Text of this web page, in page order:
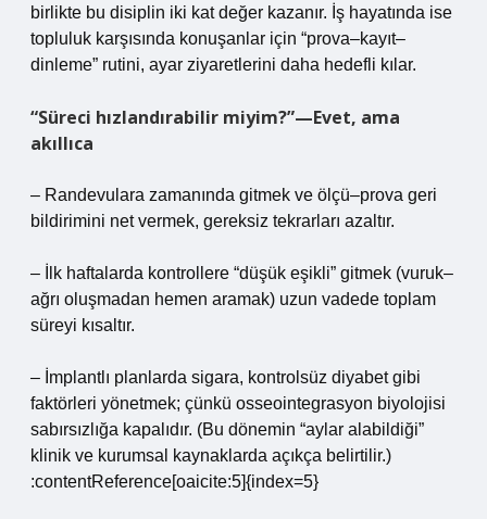
birlikte bu disiplin iki kat değer kazanır. İş hayatında ise
topluluk karşısında konuşanlar için “prova–kayıt–
dinleme” rutini, ayar ziyaretlerini daha hedefli kılar.
“Süreci hızlandırabilir miyim?”—Evet, ama
akıllıca
– Randevulara zamanında gitmek ve ölçü–prova geri
bildirimini net vermek, gereksiz tekrarları azaltır.
– İlk haftalarda kontrollere “düşük eşikli” gitmek (vuruk–
ağrı oluşmadan hemen aramak) uzun vadede toplam
süreyi kısaltır.
– İmplantlı planlarda sigara, kontrolsüz diyabet gibi
faktörleri yönetmek; çünkü osseointegrasyon biyolojisi
sabırsızlığa kapalıdır. (Bu dönemin “aylar alabildiği”
klinik ve kurumsal kaynaklarda açıkça belirtilir.)
:contentReference[oaicite:5]{index=5}